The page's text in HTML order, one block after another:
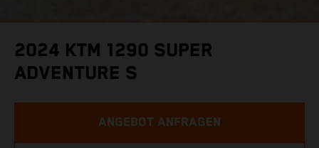
2024 KTM 1290 SUPER
ADVENTURE S
ANGEBOT ANFRAGEN